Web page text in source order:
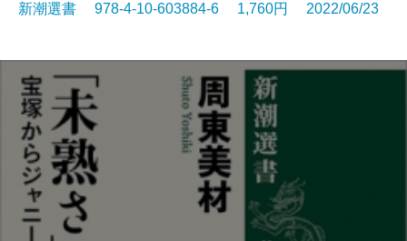
新潮選書 978-4-10-603884-6 1,760円 2022/06/23